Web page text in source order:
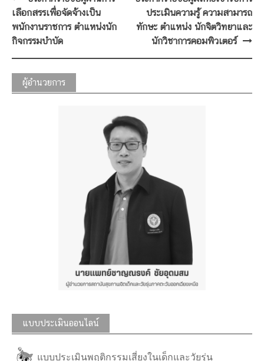
navigation
เลือกสรรเพื่อจัดจ้างเป็น
พนักงานราชการ ตำแหน่งนัก
กิจกรรมบำบัด
ประเมินความรู้ ความสามารถ
ทักษะ ตำแหน่ง นักจิตวิทยาและ
นักวิชาการคอมพิวเตอร์
ผู้อำนวยการ
แบบประเมินออนไลน์
แบบประเมินพฤติกรรมเสี่ยงในเด็กและวัยรุ่น